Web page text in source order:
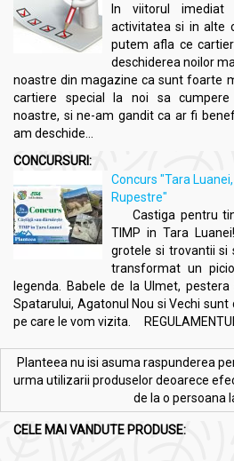
In viitorul
activitatea si in alte
putem afla ce
deschiderea noilor
noastre din magazine ca sunt foarte
cartiere special la noi sa cumpere
noastre, si ne-am gandit ca ar fi
am deschide...
CONCURSURI:
Concurs "Tara
Rupestre"
Castiga pentru
TIMP in Tara
grotele si trovantii si
transformat un
legenda. Babele de la Ulmet,
Spatarului, Agatonul Nou si Vechi
pe care le vom vizita.
Planteea nu isi asuma raspunderea
urma utilizarii produselor deoarece
de la o persoana
CELE MAI VANDUTE PRODUSE: